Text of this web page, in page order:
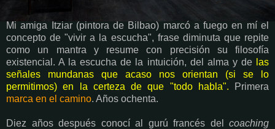
Mi amiga Itziar (pintora de Bilbao) marcó a fuego en mí el
concepto de "vivir a la escucha", frase diminuta que repite
como un mantra y resume con precisión su filosofía
existencial. A la escucha de la intuición, del alma y de las
señales mundanas que acaso nos orientan (si se lo
permitimos) en la certeza de que "todo habla".
Primera
marca en el camino. Años ochenta.
Diez años después conocí al gurú francés del coaching